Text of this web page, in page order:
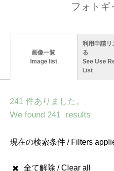
フォトギ
画像一覧
Image list
利用申請リ
る
See Use
List
241 件ありました。
We found 241 results
現在の検索条件 / Filters
全て解除 / Clear all